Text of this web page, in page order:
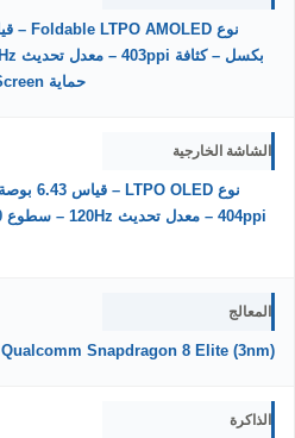
حماية Honor Super Armored Inner Screen
الشاشة الخارجية
المعالج
Qualcomm Snapdragon 8 Elite (3nm) – معالج رسومي Adreno 830
الذاكرة